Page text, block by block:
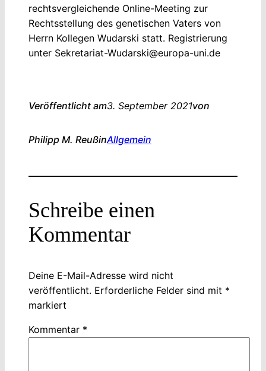
rechtsvergleichende Online-Meeting zur
Rechtsstellung des genetischen Vaters von
Herrn Kollegen Wudarski statt. Registrierung
unter Sekretariat-Wudarski@europa-uni.de
Veröffentlicht am3. September 2021von
Philipp M. ReußinAllgemein
Schreibe einen
Kommentar
Deine E-Mail-Adresse wird nicht
veröffentlicht. Erforderliche Felder sind mit *
markiert
Kommentar *